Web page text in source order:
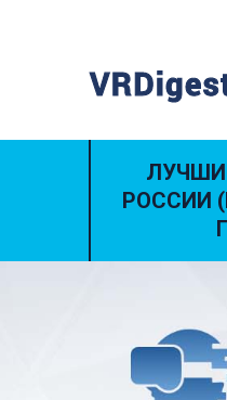
РОССИИ